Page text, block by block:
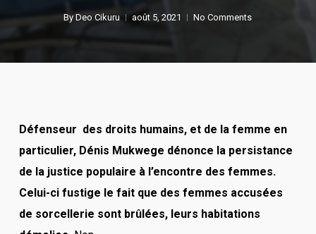
By Deo Cikuru août 5, 2021 No Comments
Défenseur des droits humains, et de la femme en
particulier, Dénis Mukwege dénonce la persistance
de la justice populaire à l’encontre des femmes.
Celui-ci fustige le fait que des femmes accusées
de sorcellerie sont brûlées, leurs habitations